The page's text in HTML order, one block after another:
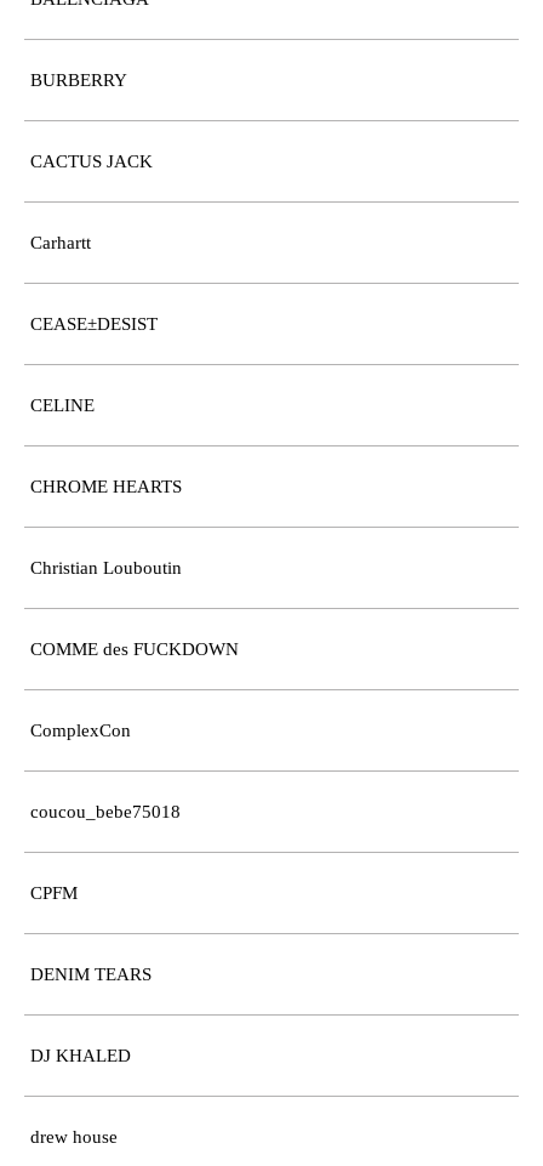
BURBERRY
CACTUS JACK
Carhartt
CEASE±DESIST
CELINE
CHROME HEARTS
Christian Louboutin
COMME des FUCKDOWN
ComplexCon
coucou_bebe75018
CPFM
DENIM TEARS
DJ KHALED
drew house